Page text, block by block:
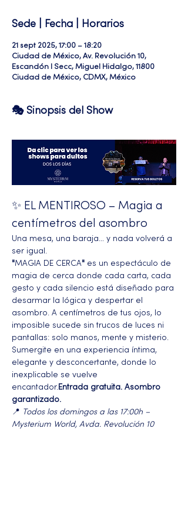
Sede | Fecha | Horarios
21 sept 2025, 17:00 – 18:20
Ciudad de México, Av. Revolución 10,
Escandón I Secc, Miguel Hidalgo, 11800
Ciudad de México, CDMX, México
🎭 Sinopsis del Show
✨ EL MENTIROSO – Magia a
centímetros del asombro
Una mesa, una baraja… y nada volverá a
ser igual.
"MAGIA DE CERCA" es un espectáculo de
magia de cerca donde cada carta, cada
gesto y cada silencio está diseñado para
desarmar la lógica y despertar el
asombro. A centímetros de tus ojos, lo
imposible sucede sin trucos de luces ni
pantallas: solo manos, mente y misterio.
Sumergite en una experiencia íntima,
elegante y desconcertante, donde lo
inexplicable se vuelve
encantador.Entrada gratuita. Asombro
garantizado.
📍 Todos los domingos a las 17:00h –
Mysterium World, Avda. Revolución 10